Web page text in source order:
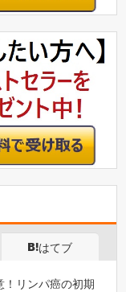
はてブ
！リンパ癌の初期